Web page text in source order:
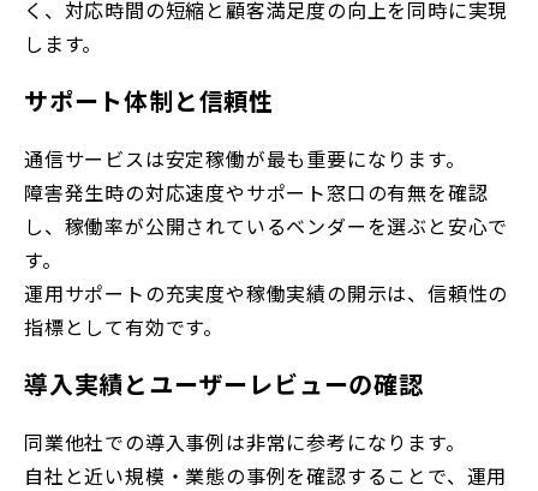
く、対応時間の短縮と顧客満足度の向上を同時に実現
します。
サポート体制と信頼性
通信サービスは安定稼働が最も重要になります。
障害発生時の対応速度やサポート窓口の有無を確認
し、稼働率が公開されているベンダーを選ぶと安心で
す。
運用サポートの充実度や稼働実績の開示は、信頼性の
指標として有効です。
導入実績とユーザーレビューの確認
同業他社での導入事例は非常に参考になります。
自社と近い規模・業態の事例を確認することで、運用